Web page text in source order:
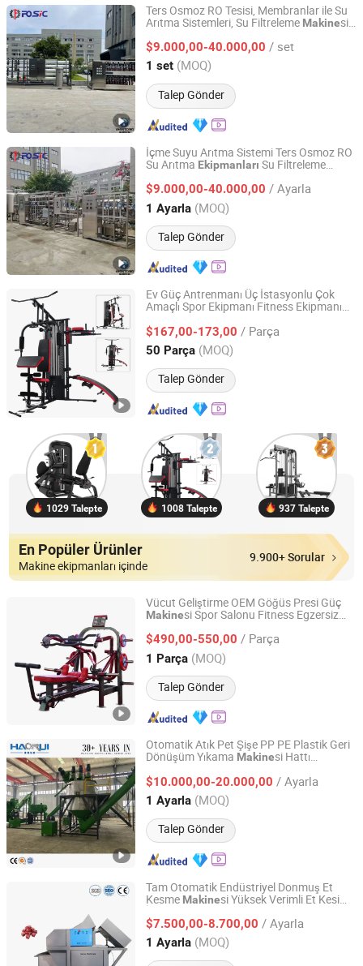
Ters Osmoz RO Tesisi, Membranlar ile Su
Arıtma Sistemleri, Su Filtreleme Makinesi,
$9.000,00-40.000,00 / set
1 set (MOQ)
Talep Gönder
Wenzhou Hengtong Water Treatment Co., Ltd.
Zhejiang, China Fiyat 2008
İçme Suyu Arıtma Sistemi Ters Osmoz RO
Su Arıtma Ekipmanları Su Filtreleme
$9.000,00-40.000,00 / Ayarla
1 Ayarla (MOQ)
Talep Gönder
Wenzhou Hengtong Water Treatment Co., Ltd.
Zhejiang, China Fiyat 2008
Ev Güç Antrenmanı Üç İstasyonlu Çok
Amaçlı Spor Ekipmanı Fitness Ekipmanı
Gimnasio ile 65kgs Ağırlık Seti
$167,00-173,00 / Parça
50 Parça (MOQ)
Talep Gönder
DEQING SISTER SPORTS CO., LTD.
Zhejiang, China Fiyat 2015
1029 Talepte 1008 Talepte 937 Talepte
En Popüler Ürünler
Makine ekipmanları içinde
9.900+ Sorular
Vücut Geliştirme OEM Göğüs Presi Güç
Makinesi Spor Salonu Fitness Egzersiz
$490,00-550,00 / Parça
1 Parça (MOQ)
Talep Gönder
Shandong Coolbuild Fitness Equipment Co., Ltd
Shandong, China Fiyat 2024
Otomatik Atık Pet Şişe PP PE Plastik Geri
Dönüşüm Yıkama Makinesi Hattı
$10.000,00-20.000,00 / Ayarla
1 Ayarla (MOQ)
Talep Gönder
Baoding Haorui Machinery Manufacturing Co., Ltd
Hebei, China Fiyat 2023
Tam Otomatik Endüstriyel Donmuş Et
Kesme Makinesi Yüksek Verimli Et Kesim
$7.500,00-8.700,00 / Ayarla
1 Ayarla (MOQ)
Huaray Food Machinery (Shijiazhuang) Co., Ltd
Hebei, China Fiyat 2025